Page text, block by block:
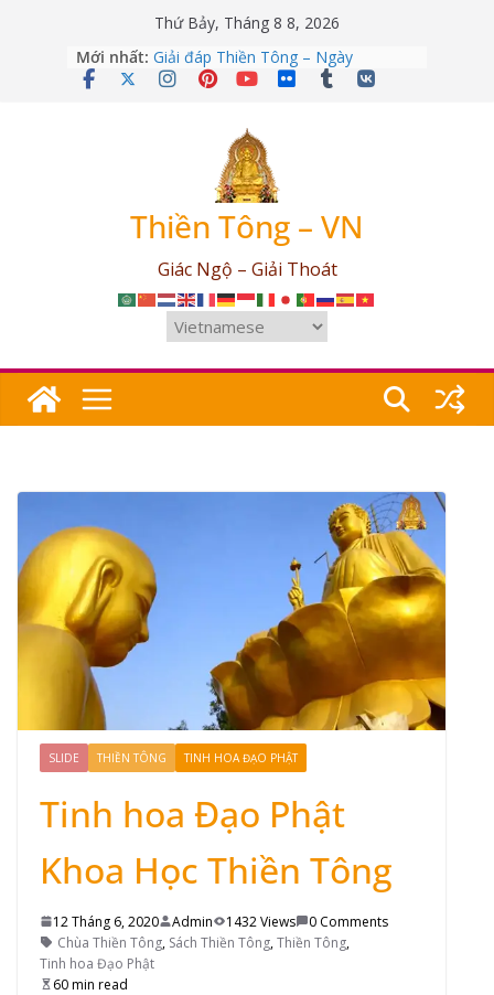
Thứ Bảy, Tháng 8 8, 2026
Mới nhất: Giải đáp Thiền Tông – Ngày
12/04/2026
Giải đáp Thiền Tông – Ngày
25/07/2026
Giải đáp Thiền Tông – Ngày
17/06/2026
Giải đáp Thiền Tông – Ngày
Thiền Tông – VN
Giác Ngộ – Giải Thoát
SLIDE THIỀN TÔNG TINH HOA ĐẠO PHẬT
Tinh hoa Đạo Phật
Khoa Học Thiền Tông
12 Tháng 6, 2020 Admin 1432 Views
0 Comments
Chùa Thiền Tông, Sách Thiền Tông,Thiền Tông,
Tinh hoa Đạo Phật
60 min read